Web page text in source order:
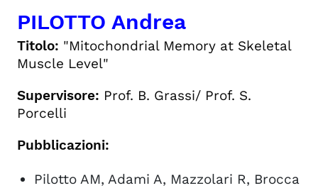
PILOTTO Andrea
Titolo: "Mitochondrial Memory at Skeletal
Muscle Level"
Supervisore: Prof. B. Grassi/ Prof. S.
Porcelli
Pubblicazioni:
Pilotto AM, Adami A, Mazzolari R, Brocca